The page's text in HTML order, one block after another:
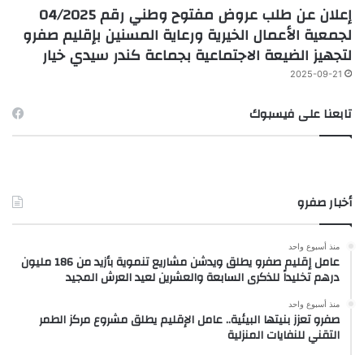
إعلان عن طلب عروض مفتوح وطني رقم 04/2025
لجمعية الأعمال الخيرية ورعاية المسنين بإقليم صفرو
لتجهيز الضيعة الاجتماعية بجماعة كندر سيدي خيار
2025-09-21
تابعنا على فيسبوك
أخبار صفرو
منذ أسبوع واحد
عامل إقليم صفرو يطلق ويدشن مشاريع تنموية بأزيد من 186 مليون
درهم تخليداً للذكرى السابعة والعشرين لعيد العرش المجيد
منذ أسبوع واحد
صفرو تعزز بنيتها البيئية.. عامل الإقليم يطلق مشروع مركز الطمر
التقني للنفايات المنزلية